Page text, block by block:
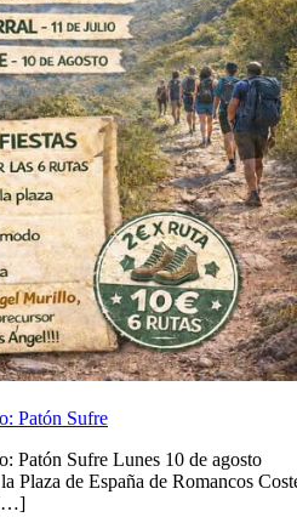
Patón Sufre
Patón Sufre Lunes 10 de agosto
Plaza de España de Romancos
[…]